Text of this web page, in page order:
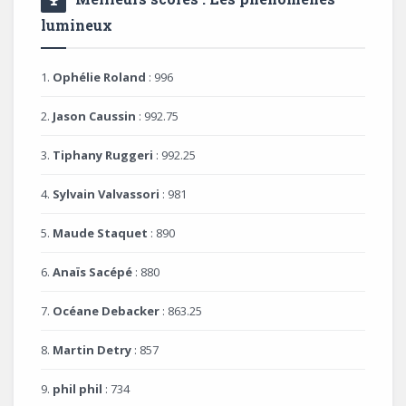
lumineux
1. Ophélie Roland : 996
2. Jason Caussin : 992.75
3. Tiphany Ruggeri : 992.25
4. Sylvain Valvassori : 981
5. Maude Staquet : 890
6. Anaïs Sacépé : 880
7. Océane Debacker : 863.25
8. Martin Detry : 857
9. phil phil : 734